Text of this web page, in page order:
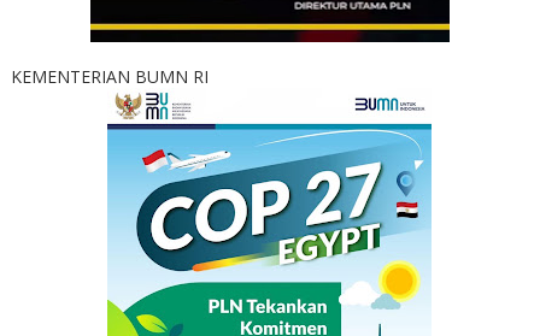
KEMENTERIAN BUMN RI